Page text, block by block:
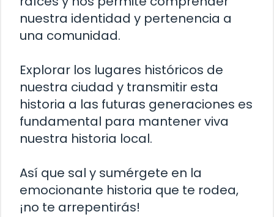
nuestra identidad y pertenencia a
una comunidad.
Explorar los lugares históricos de
nuestra ciudad y transmitir esta
historia a las futuras generaciones es
fundamental para mantener viva
nuestra historia local.
Así que sal y sumérgete en la
emocionante historia que te rodea,
¡no te arrepentirás!